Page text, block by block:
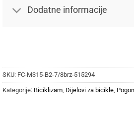
Dodatne informacije
SKU: FC-M315-B2-7/8brz-515294
Kategorije: Biciklizam, Dijelovi za bicikle,